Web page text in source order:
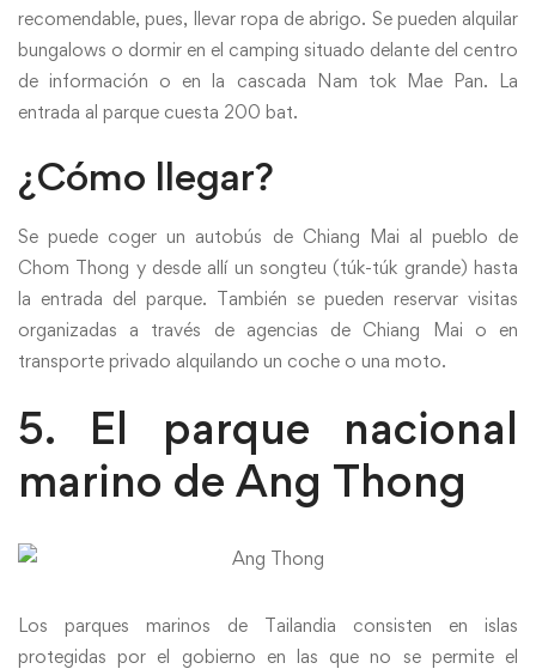
recomendable, pues, llevar ropa de abrigo. Se pueden alquilar
bungalows o dormir en el camping situado delante del centro
de información o en la cascada Nam tok Mae Pan. La
entrada al parque cuesta 200 bat.
¿Cómo llegar?
Se puede coger un autobús de Chiang Mai al pueblo de
Chom Thong y desde allí un songteu (túk-túk grande) hasta
la entrada del parque. También se pueden reservar visitas
organizadas a través de agencias de Chiang Mai o en
transporte privado alquilando un coche o una moto.
5. El parque nacional
marino de Ang Thong
Los parques marinos de Tailandia consisten en islas
protegidas por el gobierno en las que no se permite el